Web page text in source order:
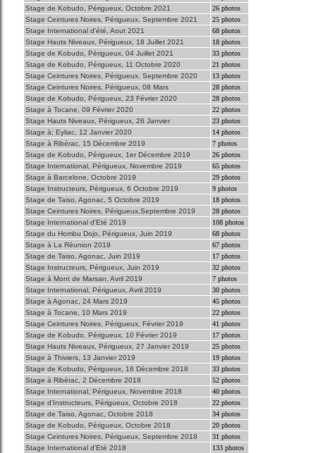
Stage de Kobudo, Périgueux, Octobre 2021
26 photos
Stage Ceintures Noires, Périgueux, Septembre 2021
25 photos
Stage International d'été, Aout 2021
68 photos
Stage Hauts Niveaux, Périgueux, 18 Juillet 2021
18 photos
Stage de Kobudo, Périgueux, 04 Juillet 2021
33 photos
Stage de Kobudo, Périgueux, 11 Octobre 2020
21 photos
Stage Ceintures Noires, Périgueux, Septembre 2020
13 photos
Stage Ceintures Noires, Périgueux, 08 Mars
28 photos
Stage de Kobudo, Périgueux, 23 Février 2020
28 photos
Stage à Tocane, 09 Février 2020
22 photos
Stage Hauts Niveaux, Périgueux, 26 Janvier
23 photos
Stage à; Eyliac, 12 Janvier 2020
14 photos
Stage à Ribérac, 15 Décembre 2019
7 photos
Stage de Kobudo, Périgueux, 1er Décembre 2019
26 photos
Stage International, Périgueux, Novembre 2019
65 photos
Stage à Barcelone, Octobre 2019
29 photos
Stage Instructeurs, Périgueux, 6 Octobre 2019
9 photos
Stage de Taiso, Agonac, 5 Octobre 2019
18 photos
Stage Ceintures Noires, Périgueux,Septembre 2019
28 photos
Stage International d'Eté 2019
108 photos
Stage du Hombu Dojo, Périgueux, Juin 2019
68 photos
Stage à La Réunion 2019
67 photos
Stage de Taiso, Agonac, Juin 2019
17 photos
Stage Instructeurs, Périgueux, Juin 2019
32 photos
Stage à Mont de Marsan, Avril 2019
7 photos
Stage International, Périgueux, Avril 2019
30 photos
Stage à Agonac, 24 Mars 2019
45 photos
Stage à Tocane, 10 Mars 2019
22 photos
Stage Ceintures Noires, Périgueux, Février 2019
41 photos
Stage de Kobudo, Périgueux, 10 Février 2019
17 photos
Stage Hauts Niveaux, Périgueux, 27 Janvier 2019
25 photos
Stage à Thiviers, 13 Janvier 2019
19 photos
Stage de Kobudo, Périgueux, 16 Décembre 2018
33 photos
Stage à Ribérac, 2 Décembre 2018
52 photos
Stage International, Périgueux, Novembre 2018
40 photos
Stage d'Instructeurs, Périgueux, Octobre 2018
22 photos
Stage de Taiso, Agonac, Octobre 2018
34 photos
Stage de Kobudo, Périgueux, Octobre 2018
20 photos
Stage Ceintures Noires, Périgueux, Septembre 2018
31 photos
Stage International d'Eté 2018
133 photos